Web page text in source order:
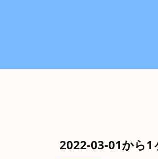
2022-03-01から1